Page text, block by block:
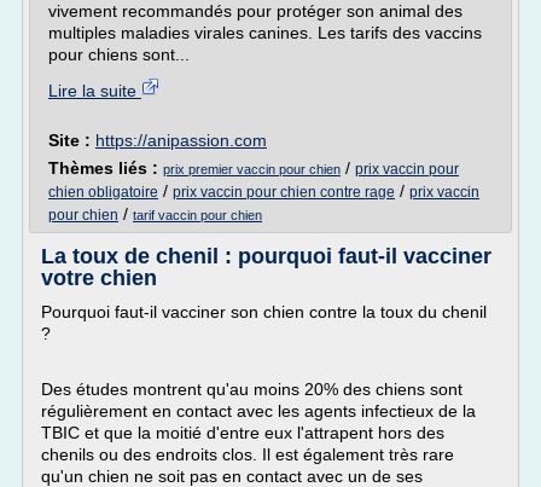
vivement recommandés pour protéger son animal des
multiples maladies virales canines. Les tarifs des vaccins
pour chiens sont...
Lire la suite
Site : https://anipassion.com
Thèmes liés : prix premier vaccin pour chien / prix vaccin pour
chien obligatoire / prix vaccin pour chien contre rage / prix vaccin
pour chien / tarif vaccin pour chien
La toux de chenil : pourquoi faut-il vacciner
votre chien
Pourquoi faut-il vacciner son chien contre la toux du chenil
?
Des études montrent qu'au moins 20% des chiens sont
régulièrement en contact avec les agents infectieux de la
TBIC et que la moitié d'entre eux l'attrapent hors des
chenils ou des endroits clos. Il est également très rare
qu'un chien ne soit pas en contact avec un de ses